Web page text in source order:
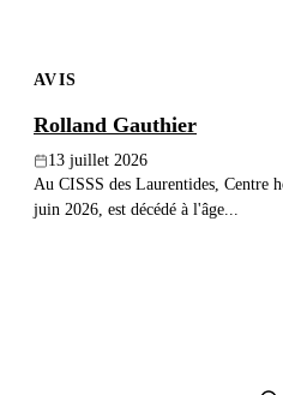
AVIS
Rolland Gauthier
13 juillet 2026
Au CISSS des Laurentides, Centre
juin 2026, est décédé à l'âge...